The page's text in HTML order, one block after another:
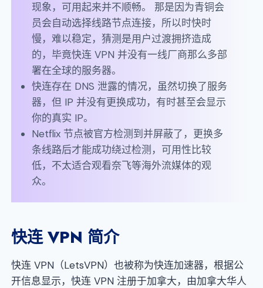
现象，可用起来并不顺畅。 那是因为青铜会
员会自动选择线路节点连接，所以时快时
慢，难以稳定，猜测是用户过渡拥挤造成
的，毕竟快连 VPN 并没有一线厂商那么多部
署在全球的服务器。
快连存在 DNS 泄露的情况，虽然切换了服务
器，但 IP 并没有更换成功，有时甚至会显示
你的真实 IP。
Netflix 节点被官方检测到并屏蔽了，更换多
条线路后才能成功绕过检测，可用性比较
低，不太适合观看奈飞等海外流媒体的观
众。
快连 VPN 简介
快连 VPN（LetsVPN）也被称为快连加速器，根据公
开信息显示，快连 VPN 注册于加拿大，由加拿大华人